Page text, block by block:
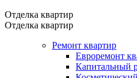
Отделка квартир
Отделка квартир
Ремонт квартир
Евроремонт
Капитальный